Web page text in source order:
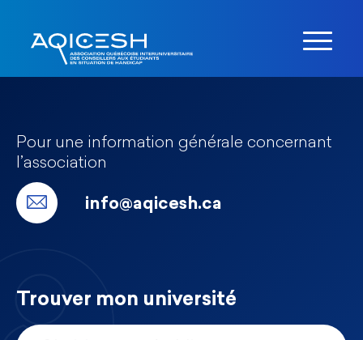
Pour une information générale concernant
l’association
info@aqicesh.ca
Trouver mon université